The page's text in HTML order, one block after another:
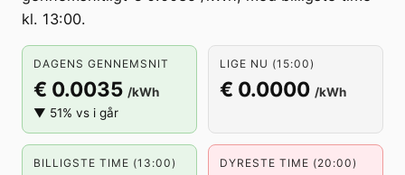
kl. 13:00.
DAGENS GENNEMSNIT
€ 0.0035 /kWh
▼ 51% vs i går
LIGE NU (15:00)
€ 0.0000 /kWh
BILLIGSTE TIME (13:00) DYRESTE TIME (20:00)